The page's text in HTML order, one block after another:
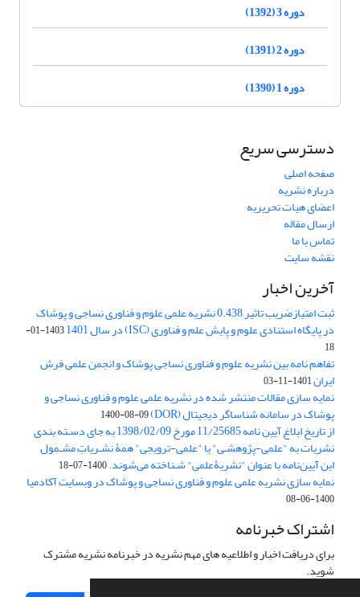
دوره 3 (1392)
دوره 2 (1391)
دوره 1 (1390)
دسترسی سریع
صفحه اصلی
درباره نشریه
اعضای هیات تحریریه
ارسال مقاله
تماس با ما
نقشه سایت
آخرین اخبار
ثبت امتیازضریب تاثیر 0.438 نشریه علمی علوم و فناوری نساجی و پوشاک
در پایگاه استنادی علوم و پایش علم و فناوری (ISC) در سال 1401
1403-01-
18
تفاهم نامه بین نشریه علوم و فناوری نساجی پوشاک و انجمن علمی فرش
ایران1401-11-03
نمایه سازی مقالات منتشر شده در نشریه علمی علوم و فناوری نساجی و
پوشاک در سامانه شناساگر دیجیتال (DOR) 1400-08-09
از تاریخ ابلاغ آیین نامه 11/25685 مورخ 1398/02/09 به جای دسـته بندی
نشریات به "علمی-پژوهشـی" یا "علمی-ترویجی" همۀ نشـریاتِ مشـمول
این آیین‌نامه با عنوان "نشریۀعلمی" شـناخته می‌شوند.1400-07-18
نمایه سازی نشریه علمی علوم و فناوری نساجی و پوشاک در وبسایت آکادمیا
1400-06-08
اشتراک خبرنامه
برای دریافت اخبار و اطلاعیه های مهم نشریه در خبرنامه نشریه مشترک
شوید.